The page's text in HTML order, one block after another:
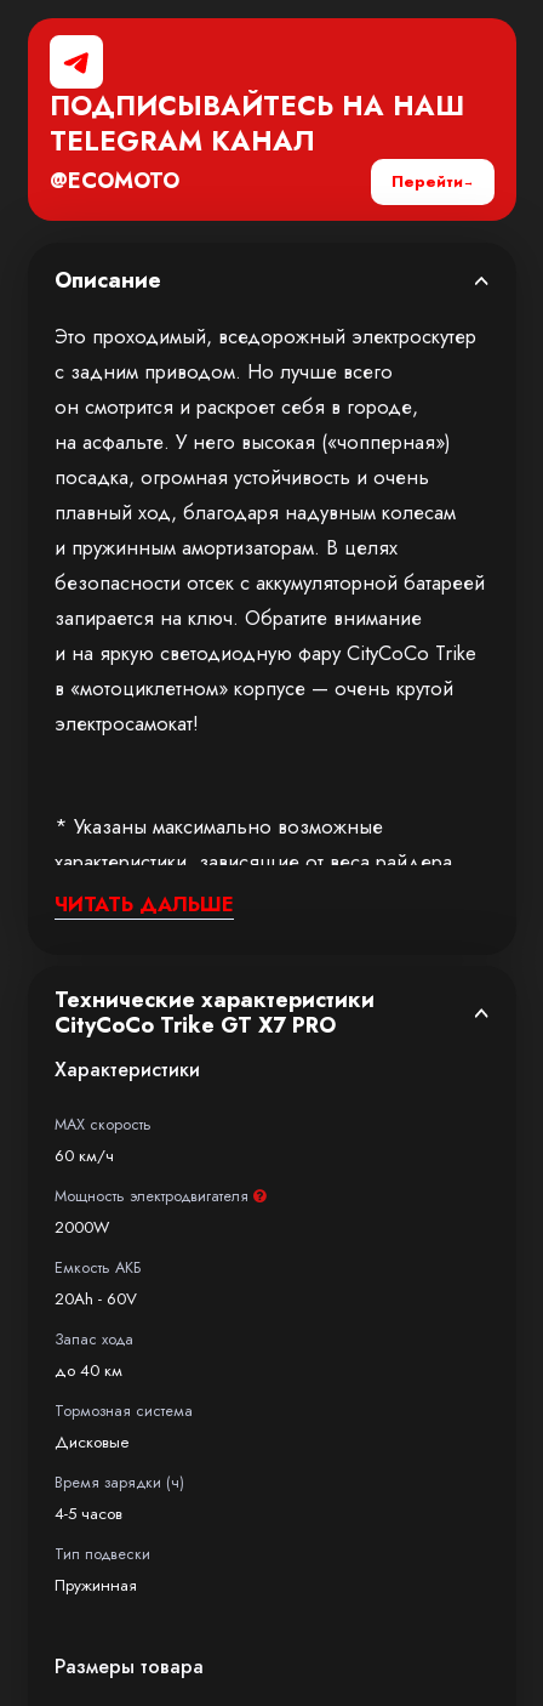
ПОДПИСЫВАЙТЕСЬ НА НАШ
TELEGRAMКАНАЛ
@ECOMOTO Перейти
Описание
Это проходимый, вседорожный электроскутер
с задним приводом. Но лучше всего
он смотрится и раскроет себя в городе,
на асфальте. У него высокая («чопперная»)
посадка, огромная устойчивость и очень
плавный ход, благодаря надувным колесам
и пружинным амортизаторам. В целях
безопасности отсек с аккумуляторной батареей
запирается на ключ. Обратите внимание
и на яркую светодиодную фару CityCoCo Trike
в «мотоциклетном» корпусе — очень крутой
электросамокат!
* Указаны максимально возможные
характеристики, зависящие от веса райдера,
рельефа местности, погодных условий,
в следующих условиях: полный заряд
аккумулятора, нагрузка 75 кг, температура
окружающей среды 25°C, ровное
штиль, постоянная скорость 35 км/ч.
характеристики, внешний вид без
ЧИТАТЬ ДАЛЬШЕ
Технические характеристики
CityCoCo Trike GT X7 PRO
Характеристики
MAX скорость
60 км/ч
Мощность электродвигателя
2000W
Емкость АКБ
20Ah - 60V
Запас хода
до 40 км
Тормозная система
Дисковые
Время зарядки (ч)
4-5 часов
Тип подвески
Пружинная
Размеры товара